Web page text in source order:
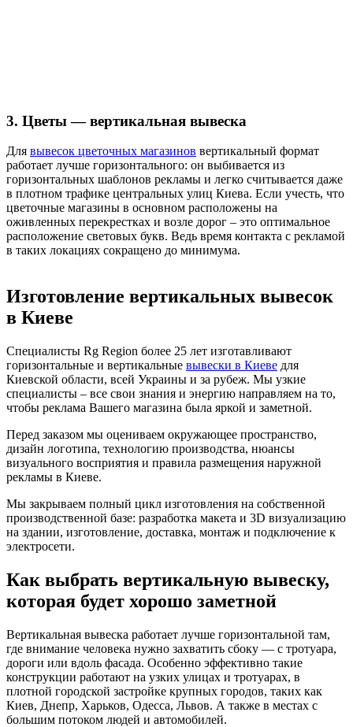
3. Цветы — вертикальная вывеска
Для вывесок цветочных магазинов вертикальный формат
работает лучше горизонтального: он выбивается из
горизонтальных шаблонов рекламы и легко считывается даже
в плотном трафике центральных улиц Киева. Если учесть, что
цветочные магазины в основном расположены на
оживленных перекрестках и возле дорог – это оптимальное
расположение световых букв. Ведь время контакта с рекламой
в таких локациях сокращено до минимума.
Изготовление вертикальных вывесок
в Киеве
Специалисты Rg Region более 25 лет изготавливают
горизонтальные и вертикальные вывески в Киеве для
Киевской области, всей Украины и за рубеж. Мы узкие
специалисты – все свои знания и энергию направляем на то,
чтобы реклама Вашего магазина была яркой и заметной.
Перед заказом мы оцениваем окружающее пространство,
дизайн логотипа, технологию производства, нюансы
визуального восприятия и правила размещения наружной
рекламы в Киеве.
Мы закрываем полный цикл изготовления на собственной
производственной базе: разработка макета и 3D визуализацию
на здании, изготовление, доставка, монтаж и подключение к
электросети.
Как выбрать вертикальную вывеску,
которая будет хорошо заметной
Вертикальная вывеска работает лучше горизонтальной там,
где внимание человека нужно захватить сбоку — с тротуара,
дороги или вдоль фасада. Особенно эффективно такие
конструкции работают на узких улицах и тротуарах, в
плотной городской застройке крупных городов, таких как
Киев, Днепр, Харьков, Одесса, Львов. А также в местах с
большим потоком людей и автомобилей.